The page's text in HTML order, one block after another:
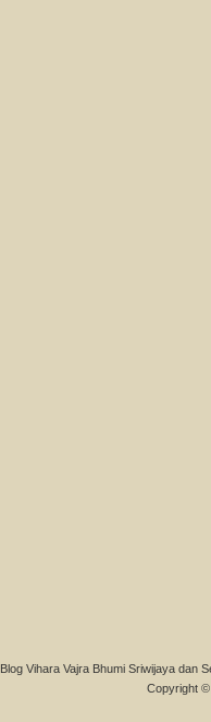
Blog Vihara Vajra Bhumi Sriwijaya dan
Copyright ©